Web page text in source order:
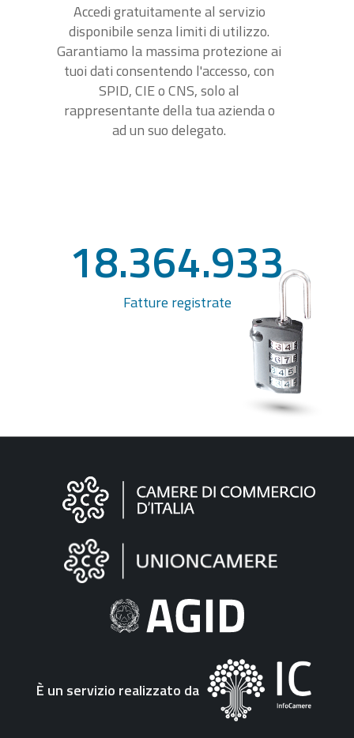
Accedi gratuitamente al servizio
disponibile senza limiti di utilizzo.
Garantiamo la massima protezione ai
tuoi dati consentendo l'accesso, con
SPID, CIE o CNS, solo al
rappresentante della tua azienda o
ad un suo delegato.
18.364.933
Fatture registrate
Informazioni
"Fattura
Elettronica"
È un servizio realizzato da